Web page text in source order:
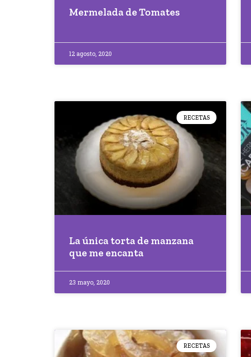
Mermelada de Tomates
12 agosto, 2020
RECETAS
La única torta de manzana
que me encanta
23 mayo, 2020
RECETAS